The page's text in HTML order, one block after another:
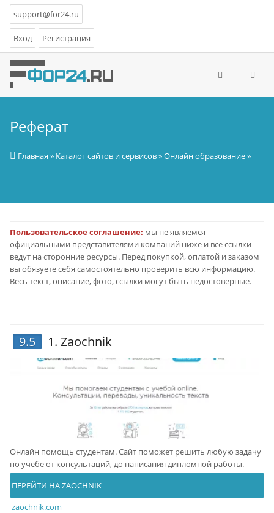
support@for24.ru
Вход Регистрация
Реферат
Главная » Каталог сайтов и сервисов»Онлайн образование»
Пользовательское соглашение: мы не являемся
официальными представителями компаний ниже и все ссылки
ведут на сторонние ресурсы. Перед покупкой, оплатой и заказом
вы обязуете себя самостоятельно проверить всю информацию.
Весь текст, описание, фото, ссылки могут быть недостоверные.
9.5 1. Zaochnik
Онлайн помощь студентам. Сайт поможет решить любую задачу
по учебе от консультаций, до написания дипломной работы.
ПЕРЕЙТИ НА ZAOCHNIK
zaochnik.com